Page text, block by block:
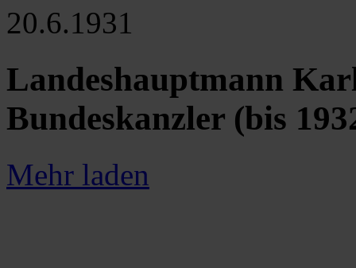
20.6.1931
Landeshauptmann
Bundeskanzler (bis
Mehr laden